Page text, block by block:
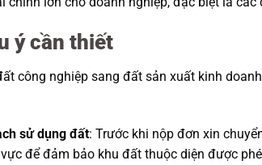
ý cần thiết
công nghiệp sang đất sản xuất kinh
sử dụng đất: Trước khi nộp đơn xin
để đảm bảo khu đất thuộc diện được